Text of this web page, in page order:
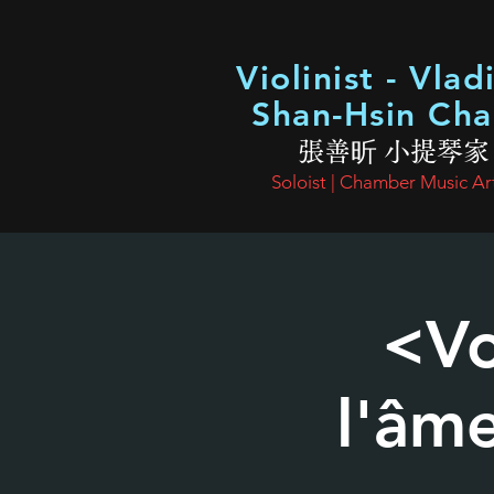
Violinist -
Shan-Hsin
張善昕 小提琴家
Soloist | Chamber Music